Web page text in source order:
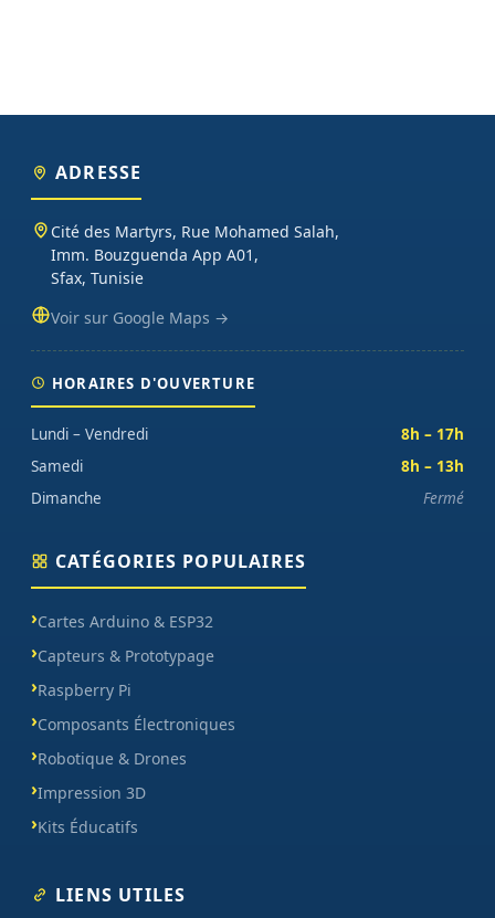
ADRESSE
Cité des Martyrs, Rue Mohamed Salah,
Imm. Bouzguenda App A01,
Sfax, Tunisie
Voir sur Google Maps →
HORAIRES D'OUVERTURE
Lundi – Vendredi
8h – 17h
Samedi
8h – 13h
Dimanche
Fermé
CATÉGORIES POPULAIRES
Cartes Arduino & ESP32
Capteurs & Prototypage
Raspberry Pi
Composants Électroniques
Robotique & Drones
Impression 3D
Kits Éducatifs
LIENS UTILES